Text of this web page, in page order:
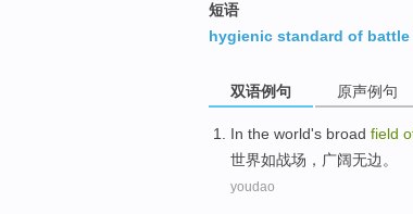
短语
hygienic standard of battle
双语例句 原声例句
In the world's broad field
世界如战场，广阔无边。
youdao